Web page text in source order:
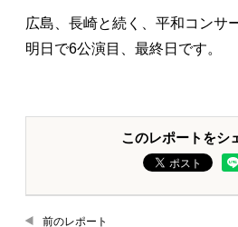
広島、長崎と続く、平和コンサ
明日で6公演目、最終日です。
このレポートをシ
前のレポート